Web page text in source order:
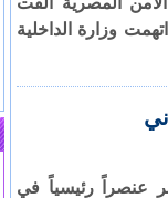
وزارة الداخلية
عنصراً رئيسياً في